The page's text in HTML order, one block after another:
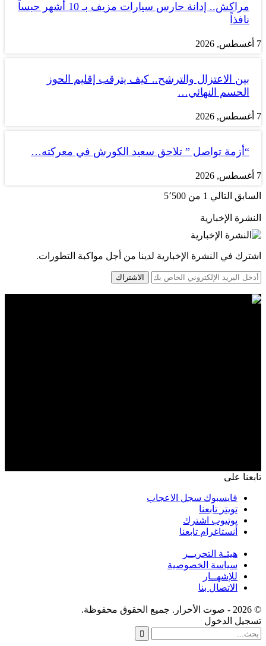
مراكش.. إدانة حارس سيارات مزيف بـ 10 أشهر حبساً
نافذاً
7 أغسطس, 2026
بين الاعتزال والترشح.. كيف يترقب إقليم الحوز
الحسم النهائي…
7 أغسطس, 2026
“أزمة تواصل ” تلاحق سعيد الكورش في معركته…
7 أغسطس, 2026
السابق التالي 1 من 5٬500
النشرة الإخبارية
اشترك في النشرة الإخبارية لدينا من أجل مواكبة التطورات.
الاشتراك
تابعنا على
فايسبوك سجل الاعجاب
تويتر تابعنا
يوتيوب اشترك
أنستاغرام تابعنا
هيئـة التحريــر
سياسة الخصوصية
للإشهــار
الاتصال بنا
© 2026 - صوت الأحرار. جميع الحقوق محفوظة.
تسجيل الدخول